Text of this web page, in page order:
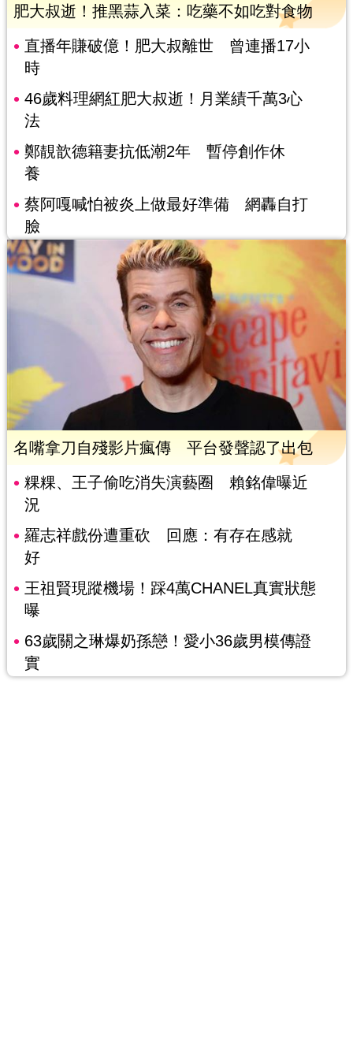
肥大叔逝！推黑蒜入菜：吃藥不如吃對食物
直播年賺破億！肥大叔離世 曾連播17小
時
46歲料理網紅肥大叔逝！月業績千萬3心
法
鄭靚歆德籍妻抗低潮2年 暫停創作休
養
蔡阿嘎喊怕被炎上做最好準備 網轟自打
臉
名嘴拿刀自殘影片瘋傳 平台發聲認了出包
粿粿、王子偷吃消失演藝圈 賴銘偉曝近
況
羅志祥戲份遭重砍 回應：有存在感就
好
王祖賢現蹤機場！踩4萬CHANEL真實狀態
曝
63歲關之琳爆奶孫戀！愛小36歲男模傳證
實